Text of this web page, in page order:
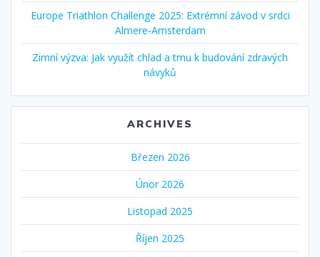
Europe Triathlon Challenge 2025: Extrémní závod v srdci
Almere‑Amsterdam
Zimní výzva: Jak využít chlad a tmu k budování zdravých
návyků
ARCHIVES
Březen 2026
Únor 2026
Listopad 2025
Říjen 2025